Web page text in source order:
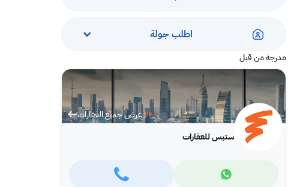
اطلب جولة
مدرجة من قبل
عرض جميع العقارات
ستبس للعقارات